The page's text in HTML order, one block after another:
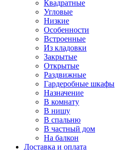
Квадратные
Угловые
Низкие
Особенности
Встроенные
Из кладовки
Закрытые
Открытые
Раздвижные
Гардеробные шкафы
Назначение
В комнату
В нишу
В спальню
В частный дом
На балкон
Доставка и оплата